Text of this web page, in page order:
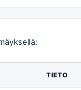
TIETO